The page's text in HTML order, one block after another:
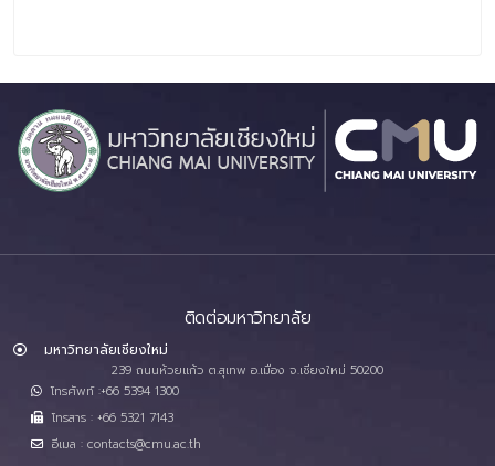
ติดต่อมหาวิทยาลัย
มหาวิทยาลัยเชียงใหม่
239 ถนนห้วยแก้ว ต.สุเทพ อ.เมือง จ.เชียงใหม่ 50200
โทรศัพท์ :+66 5394 1300
โทรสาร : +66 5321 7143
อีเมล : contacts@cmu.ac.th